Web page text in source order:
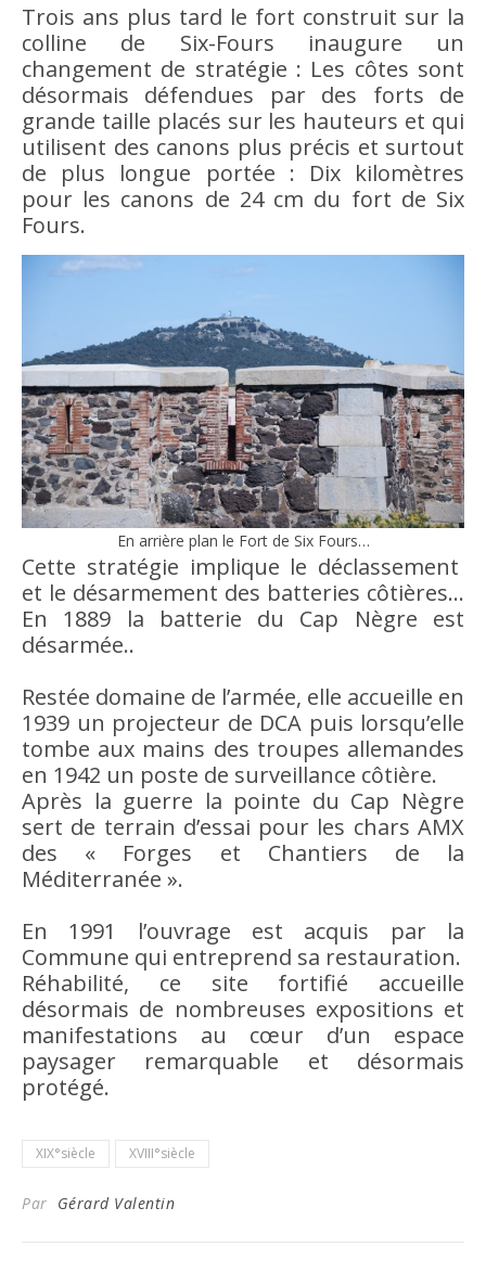
Trois ans plus tard le fort construit sur la
colline de Six-Fours inaugure un
changement de stratégie : Les côtes sont
désormais défendues par des forts de
grande taille placés sur les hauteurs et qui
utilisent des canons plus précis et surtout
de plus longue portée : Dix kilomètres
pour les canons de 24 cm du fort de Six
Fours.
En arrière plan le Fort de Six Fours…
Cette stratégie implique le déclassement
et le désarmement des batteries côtières…
En 1889 la batterie du Cap Nègre est
désarmée..
Restée domaine de l’armée, elle accueille en
1939 un projecteur de DCA puis lorsqu’elle
tombe aux mains des troupes allemandes
en 1942 un poste de surveillance côtière.
Après la guerre la pointe du Cap Nègre
sert de terrain d’essai pour les chars AMX
des « Forges et Chantiers de la
Méditerranée ».
En 1991 l’ouvrage est acquis par la
Commune qui entreprend sa restauration.
Réhabilité, ce site fortifié accueille
désormais de nombreuses expositions et
manifestations au cœur d’un espace
paysager remarquable et désormais
protégé.
XIX°siècle XVIII°siècle
Par Gérard Valentin